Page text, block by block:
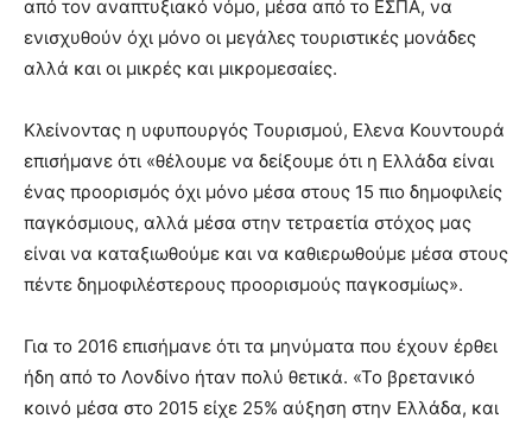
από τον αναπτυξιακό νόμο, μέσα από το ΕΣΠΑ, να
ενισχυθούν όχι μόνο οι μεγάλες τουριστικές μονάδες
αλλά και οι μικρές και μικρομεσαίες.
Κλείνοντας η υφυπουργός Τουρισμού, Ελενα Κουντουρά
επισήμανε ότι «θέλουμε να δείξουμε ότι η Ελλάδα είναι
ένας προορισμός όχι μόνο μέσα στους 15 πιο δημοφιλείς
παγκόσμιους, αλλά μέσα στην τετραετία στόχος μας
είναι να καταξιωθούμε και να καθιερωθούμε μέσα στους
πέντε δημοφιλέστερους προορισμούς παγκοσμίως».
Για το 2016 επισήμανε ότι τα μηνύματα που έχουν έρθει
ήδη από το Λονδίνο ήταν πολύ θετικά. «Το βρετανικό
κοινό μέσα στο 2015 είχε 25% αύξηση στην Ελλάδα, και